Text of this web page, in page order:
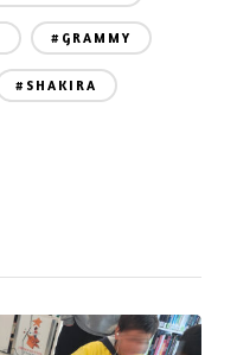
#GRAMMY
#SHAKIRA